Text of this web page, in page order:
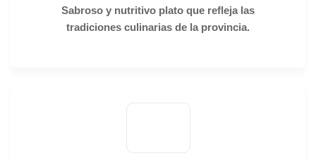
Sabroso y nutritivo plato que refleja las
tradiciones culinarias de la provincia.